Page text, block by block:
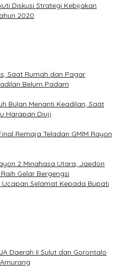
Diskusi Strategi Kebijakan
2020
Saat Rumah dan Pagar
Belum Padam
Bulan Menanti Keadilan, Saat
Harapan Diuji
Remaja Teladan GMIM Rayon
2 Minahasa Utara, Jaedon
Gelar Bergengsi
Ucapan Selamat Kepada Bupati
Daerah II Sulut dan Gorontalo